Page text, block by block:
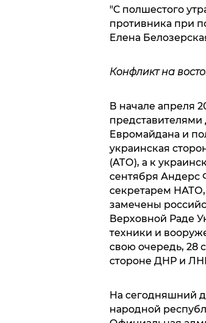
"С полшестого
противника при
Елена
Конфликт на
В начале апреля
Евромайдана и
украинская
(АТО), а к
сентября Андерс
секретарем НАТО,
замечены
Верховной Раде
техники и
свою очередь, 28
стороне ДНР и
На сегодняшний
народной